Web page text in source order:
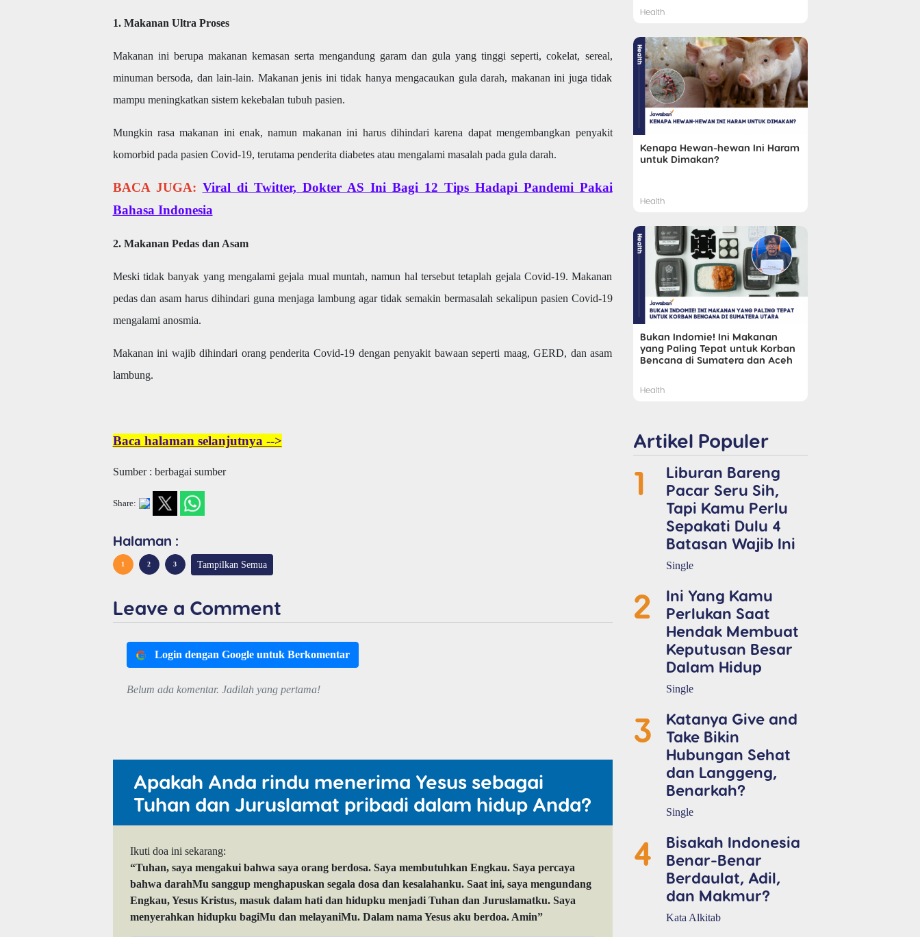
1. Makanan Ultra Proses
Makanan ini berupa makanan kemasan serta mengandung garam dan gula yang tinggi seperti, cokelat, sereal,
minuman bersoda, dan lain-lain. Makanan jenis ini tidak hanya mengacaukan gula darah, makanan ini juga tidak
mampu meningkatkan sistem kekebalan tubuh pasien.
Mungkin rasa makanan ini enak, namun makanan ini harus dihindari karena dapat mengembangkan penyakit
komorbid pada pasien Covid-19, terutama penderita diabetes atau mengalami masalah pada gula darah.
BACA JUGA: Viral di Twitter, Dokter AS Ini Bagi 12 Tips Hadapi Pandemi Pakai
Bahasa Indonesia
2. Makanan Pedas dan Asam
Meski tidak banyak yang mengalami gejala mual muntah, namun hal tersebut tetaplah gejala Covid-19. Makanan
pedas dan asam harus dihindari guna menjaga lambung agar tidak semakin bermasalah sekalipun pasien Covid-19
mengalami anosmia.
Makanan ini wajib dihindari orang penderita Covid-19 dengan penyakit bawaan seperti maag, GERD, dan asam
lambung.
Baca halaman selanjutnya -->
Sumber : berbagai sumber
Share:
Halaman :
1 2 3 Tampilkan Semua
Leave a Comment
Login dengan Google untuk Berkomentar
Belum ada komentar. Jadilah yang pertama!
Apakah Anda rindu menerima Yesus sebagai
Tuhan dan Juruslamat pribadi dalam hidup Anda?
Ikuti doa ini sekarang:
“Tuhan, saya mengakui bahwa saya orang berdosa. Saya membutuhkan Engkau. Saya percaya
bahwa darahMu sanggup menghapuskan segala dosa dan kesalahanku. Saat ini, saya mengundang
Engkau, Yesus Kristus, masuk dalam hati dan hidupku menjadi Tuhan dan Juruslamatku. Saya
menyerahkan hidupku bagiMu dan melayaniMu. Dalam nama Yesus aku berdoa. Amin”
Health
Kenapa Hewan-hewan Ini Haram
untuk Dimakan?
Health
Bukan Indomie! Ini Makanan
yang Paling Tepat untuk Korban
Bencana di Sumatera dan Aceh
Health
Artikel Populer
1
Liburan Bareng
Pacar Seru Sih,
Tapi Kamu Perlu
Sepakati Dulu 4
Batasan Wajib Ini
Single
2
Ini Yang Kamu
Perlukan Saat
Hendak Membuat
Keputusan Besar
Dalam Hidup
Single
3
Katanya Give and
Take Bikin
Hubungan Sehat
dan Langgeng,
Benarkah?
Single
4
Bisakah Indonesia
Benar-Benar
Berdaulat, Adil,
dan Makmur?
Kata Alkitab